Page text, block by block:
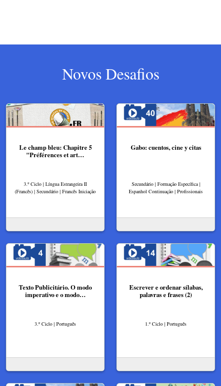
Novos Desafios
Le champ bleu: Chapitre 5
"Préférences et art…
3.º Ciclo | Língua Estrangeira II
(Francês) | Secundário | Francês Iniciação
Gabo: cuentos, cine y citas
Secundário | Formação Específica |
Espanhol Continuação | Profissionais
Texto Publicitário. O modo
imperativo e o modo…
3.º Ciclo | Português
Escrever e ordenar sílabas,
palavras e frases (2)
1.º Ciclo | Português